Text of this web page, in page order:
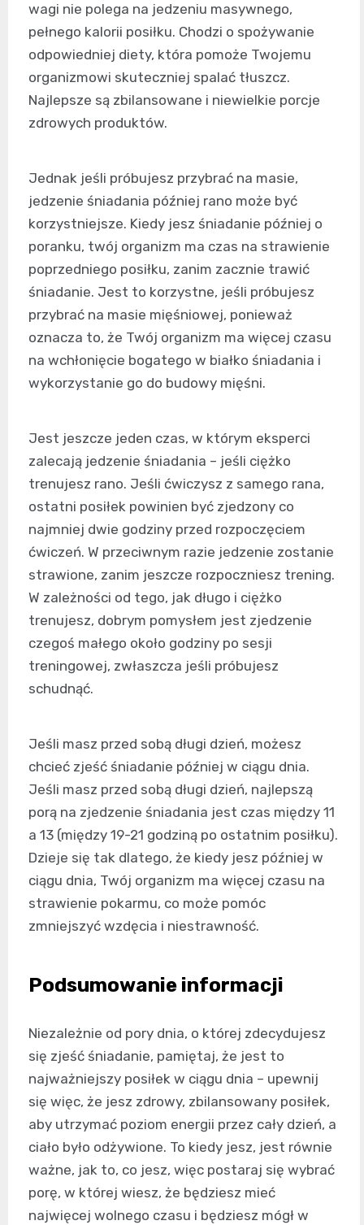
wagi nie polega na jedzeniu masywnego,
pełnego kalorii posiłku. Chodzi o spożywanie
odpowiedniej diety, która pomoże Twojemu
organizmowi skuteczniej spalać tłuszcz.
Najlepsze są zbilansowane i niewielkie porcje
zdrowych produktów.
Jednak jeśli próbujesz przybrać na masie,
jedzenie śniadania później rano może być
korzystniejsze. Kiedy jesz śniadanie później o
poranku, twój organizm ma czas na strawienie
poprzedniego posiłku, zanim zacznie trawić
śniadanie. Jest to korzystne, jeśli próbujesz
przybrać na masie mięśniowej, ponieważ
oznacza to, że Twój organizm ma więcej czasu
na wchłonięcie bogatego w białko śniadania i
wykorzystanie go do budowy mięśni.
Jest jeszcze jeden czas, w którym eksperci
zalecają jedzenie śniadania – jeśli ciężko
trenujesz rano. Jeśli ćwiczysz z samego rana,
ostatni posiłek powinien być zjedzony co
najmniej dwie godziny przed rozpoczęciem
ćwiczeń. W przeciwnym razie jedzenie zostanie
strawione, zanim jeszcze rozpoczniesz trening.
W zależności od tego, jak długo i ciężko
trenujesz, dobrym pomysłem jest zjedzenie
czegoś małego około godziny po sesji
treningowej, zwłaszcza jeśli próbujesz
schudnąć.
Jeśli masz przed sobą długi dzień, możesz
chcieć zjeść śniadanie później w ciągu dnia.
Jeśli masz przed sobą długi dzień, najlepszą
porą na zjedzenie śniadania jest czas między 11
a 13 (między 19-21 godziną po ostatnim posiłku).
Dzieje się tak dlatego, że kiedy jesz później w
ciągu dnia, Twój organizm ma więcej czasu na
strawienie pokarmu, co może pomóc
zmniejszyć wzdęcia i niestrawność.
Podsumowanie informacji
Niezależnie od pory dnia, o której zdecydujesz
się zjeść śniadanie, pamiętaj, że jest to
najważniejszy posiłek w ciągu dnia – upewnij
się więc, że jesz zdrowy, zbilansowany posiłek,
aby utrzymać poziom energii przez cały dzień, a
ciało było odżywione. To kiedy jesz, jest równie
ważne, jak to, co jesz, więc postaraj się wybrać
porę, w której wiesz, że będziesz mieć
najwięcej wolnego czasu i będziesz mógł w